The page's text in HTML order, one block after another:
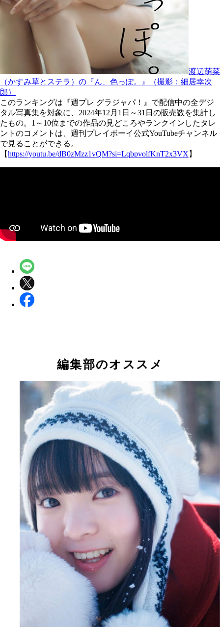
渡辺萌菜
（かすみ草とステラ）の『ん、色っぽ。』（撮影：細居幸次
郎）
このランキングは『週プレ グラジャパ！』で配信中の全デジ
タル写真集を対象に、2024年12月1日～31日の販売数を集計し
たもの。1～10位までの作品の見どころやランクインしたタレ
ントのコメントは、週刊プレイボーイ公式YouTubeチャンネル
で見ることができる。
【https://youtu.be/dB0zMzz1vQM?si=LqbpvolfKnT2x3VX 】
編集部のオススメ